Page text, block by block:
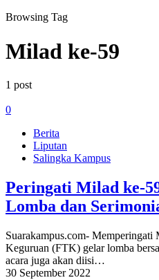
Browsing Tag
Milad ke-59
1 post
0
Berita
Liputan
Salingka Kampus
Peringati Milad ke-
Lomba dan
Suarakampus.com-
Keguruan (FTK) gelar lomba
acara juga akan diisi…
30 September 2022